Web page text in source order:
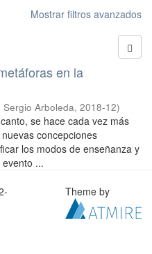
Mostrar filtros avanzados
en la
Sergio Arboleda, 2018-12)
se hace cada vez más
concepciones
los modos de enseñanza y
...
Theme by